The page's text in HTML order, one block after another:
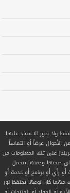
ولا يجوز الاعتماد عليها.
الأحوال عرضاً أو التماساً
على تلك المعلومات من
صحتها ودقتها يتحمل
رأي أو برنامج أو خدمة أو
مهما كان نوعها تحتفظ نور